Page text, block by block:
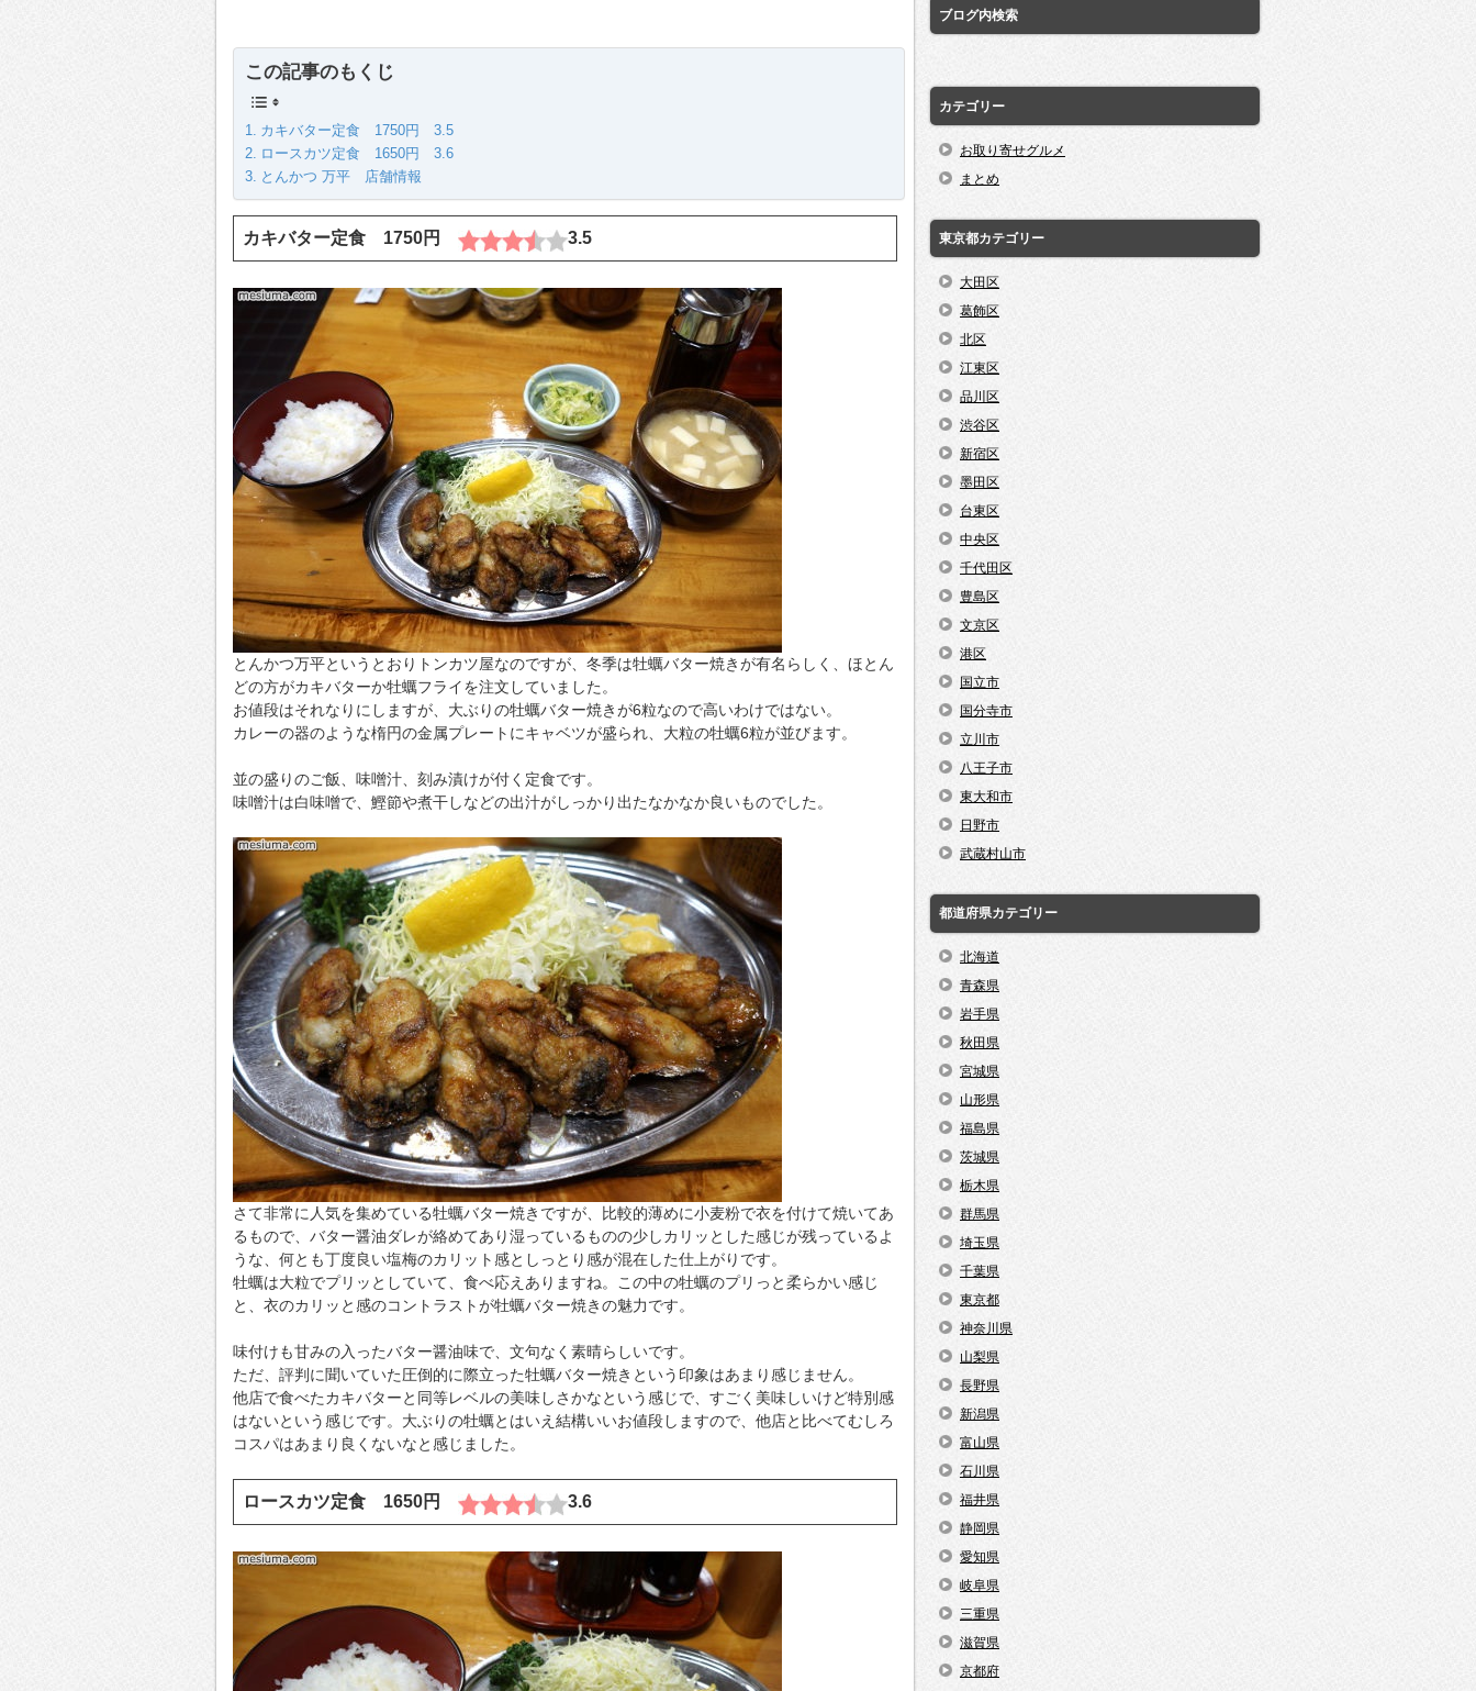
この記事のもくじ
カキバター定食 1750円 3.5
ロースカツ定食 1650円 3.6
とんかつ 万平 店舗情報
カキバター定食 1750円 3.5
とんかつ万平というとおりトンカツ屋なのですが、冬季は牡蠣バター焼きが有名らしく、ほとん
どの方がカキバターか牡蠣フライを注文していました。
お値段はそれなりにしますが、大ぶりの牡蠣バター焼きが6粒なので高いわけではない。
カレーの器のような楕円の金属プレートにキャベツが盛られ、大粒の牡蠣6粒が並びます。
並の盛りのご飯、味噌汁、刻み漬けが付く定食です。
味噌汁は白味噌で、鰹節や煮干しなどの出汁がしっかり出たなかなか良いものでした。
さて非常に人気を集めている牡蠣バター焼きですが、比較的薄めに小麦粉で衣を付けて焼いてあ
るもので、バター醤油ダレが絡めてあり湿っているものの少しカリッとした感じが残っているよ
うな、何とも丁度良い塩梅のカリット感としっとり感が混在した仕上がりです。
牡蠣は大粒でプリッとしていて、食べ応えありますね。この中の牡蠣のプリっと柔らかい感じ
と、衣のカリッと感のコントラストが牡蠣バター焼きの魅力です。
味付けも甘みの入ったバター醤油味で、文句なく素晴らしいです。
ただ、評判に聞いていた圧倒的に際立った牡蠣バター焼きという印象はあまり感じません。
他店で食べたカキバターと同等レベルの美味しさかなという感じで、すごく美味しいけど特別感
はないという感じです。大ぶりの牡蠣とはいえ結構いいお値段しますので、他店と比べてむしろ
コスパはあまり良くないなと感じました。
ロースカツ定食 1650円 3.6
ブログ内検索
カテゴリー
お取り寄せグルメ
まとめ
東京都カテゴリー
大田区
葛飾区
北区
江東区
品川区
渋谷区
新宿区
墨田区
台東区
中央区
千代田区
豊島区
文京区
港区
国立市
国分寺市
立川市
八王子市
東大和市
日野市
武蔵村山市
都道府県カテゴリー
北海道
青森県
岩手県
秋田県
宮城県
山形県
福島県
茨城県
栃木県
群馬県
埼玉県
千葉県
東京都
神奈川県
山梨県
長野県
新潟県
富山県
石川県
福井県
静岡県
愛知県
岐阜県
三重県
滋賀県
京都府